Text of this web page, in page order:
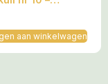
van het
aan winkelwagen